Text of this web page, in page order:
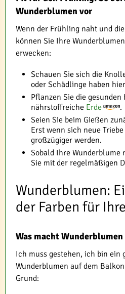
Wunderblumen vor
Wenn der Frühling naht und
können Sie Ihre
erwecken:
Schauen Sie sich die
oder Schädlinge haben
Pflanzen Sie die
nährstoffreiche Erde
.
Seien Sie beim Gießen
Erst wenn sich neue
großzügiger werden.
Sobald Ihre
Sie mit der regelmäßigen
Wunderblumen:
der Farben für
Was macht Wunderblumen
Ich muss gestehen, ich bin ein
Wunderblumen auf dem
Grund: